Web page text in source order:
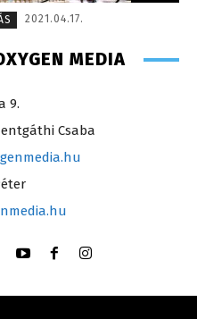
2021.04.17.
MEDIA
9.
Csaba